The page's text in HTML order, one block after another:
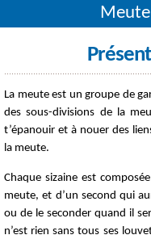
La meute est ungroupe de
dessous-divisions de la
t’épanouir et à nouerdes
la meute.
Chaque sizaine est composée
meute, et d’un second qui
ou de le seconder quand il
n’est rien sanstous ses